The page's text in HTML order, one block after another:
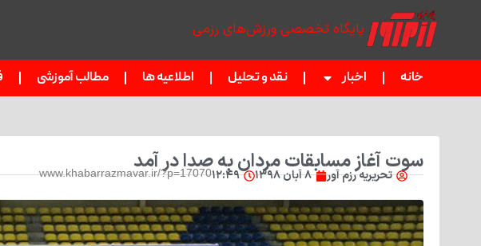
پایگاه تخصصی ورزش‌های رزمی
خانه اخبار نقد و تحلیل اطلاعیه ها مطالب آموزشی
سوت آغاز مسابقات مردان به صدا در آمد
تحریریه رزم آور ۸ آبان ۱۳۹۸ ۱۲:۴۹www.khabarrazmavar.ir/?p=17070